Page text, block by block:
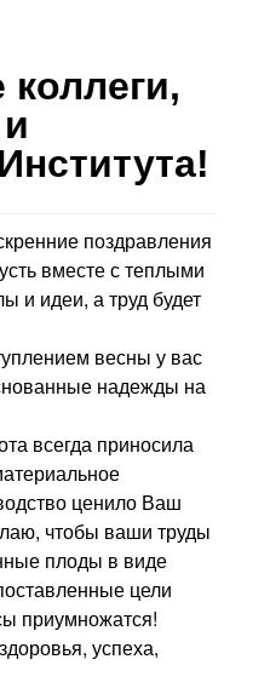
поздравления
вместе с теплыми
и идеи, а труд будет
весны у вас
надежды на
всегда приносила
ценило Ваш
чтобы ваши труды
плоды в виде
цели
приумножатся!
успеха,